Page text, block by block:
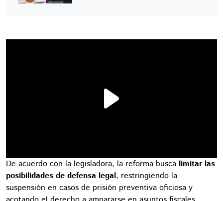
De acuerdo con la legisladora, la reforma busca limitar las
posibilidades de defensa legal, restringiendo la
suspensión en casos de prisión preventiva oficiosa y